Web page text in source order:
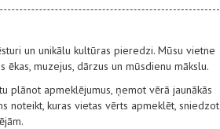
un unikālu kultūras pieredzi. Mūsu vietne
muzejus, dārzus un mūsdienu mākslu.
plānot apmeklējumus, ņemot vērā jaunākās
noteikt, kuras vietas vērts apmeklēt, sniedzot